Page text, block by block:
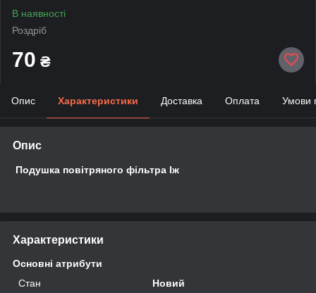
В наявності
Роздріб
70 ₴
Опис Характеристики Доставка Оплата Умови
Опис
Подушка повітряного фільтра Іж
Характеристики
Основні атрибути
Стан
Новий